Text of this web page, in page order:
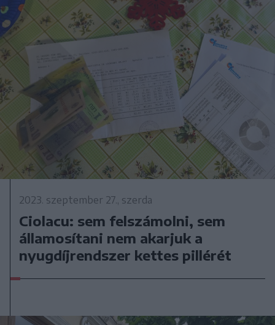
2023. szeptember 27., szerda
Ciolacu: sem felszámolni, sem
államosítani nem akarjuk a
nyugdíjrendszer kettes pillérét